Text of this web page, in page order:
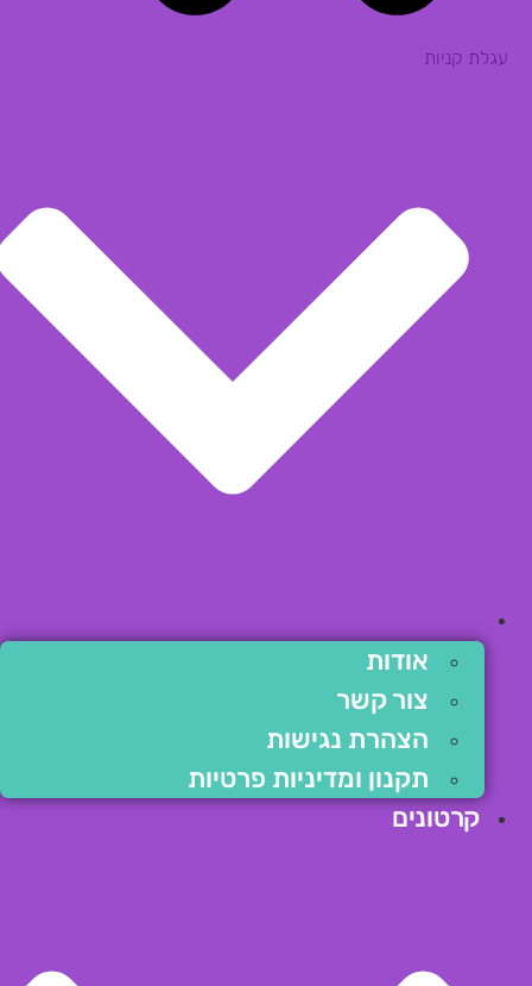
עגלת קניות
אודות
צור קשר
הצהרת נגישות
תקנון ומדיניות פרטיות
קרטונים